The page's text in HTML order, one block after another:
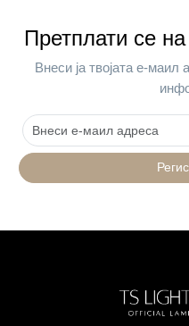
Претплати се
Внеси ја твојата е-маил